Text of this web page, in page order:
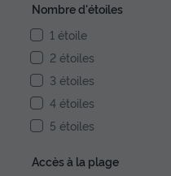
Nombre d'étoiles
1 étoile
2 étoiles
3 étoiles
4 étoiles
5 étoiles
Accès à la plage